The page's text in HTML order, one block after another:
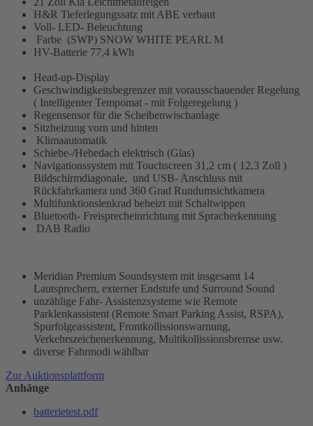
H&R Tieferlegungssatz mit ABE verbaut
Voll- LED- Beleuchtung
Farbe (SWP) SNOW WHITE PEARL M
HV-Batterie 77,4 kWh
Head-up-Display
Geschwindigkeitsbegrenzer mit vorausschauender Regelung
( Intelligenter Tempomat - mit Folgeregelung )
Regensensor für die Scheibenwischanlage
Sitzheizung vorn und hinten
Klimaautomatik
Schiebe-/Hebedach elektrisch (Glas)
Navigationssystem mit Touchscreen 31,2 cm ( 12,3 Zoll )
Bildschirmdiagonale, und USB- Anschluss mit
Rückfahrkamera und 360 Grad Rundumsichtkamera
Multifunktionslenkrad beheizt mit Schaltwippen
Bluetooth- Freisprecheinrichtung mit Spracherkennung
DAB Radio
Meridian Premium Soundsystem mit insgesamt 14
Lautsprechern, externer Endstufe und Surround Sound
unzählige Fahr- Assistenzsysteme wie Remote
Parklenkassistent (Remote Smart Parking Assist, RSPA),
Spurfolgeassistent, Frontkollissionswarnung,
Verkehrszeichenerkennung, Multikollissionsbremse usw.
diverse Fahrmodi wählbar
Zur Auktionsplattform
Anhänge
batterietest.pdf